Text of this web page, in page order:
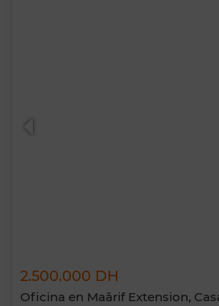
2.500.000 DH
Oficina en Maârif Extension,